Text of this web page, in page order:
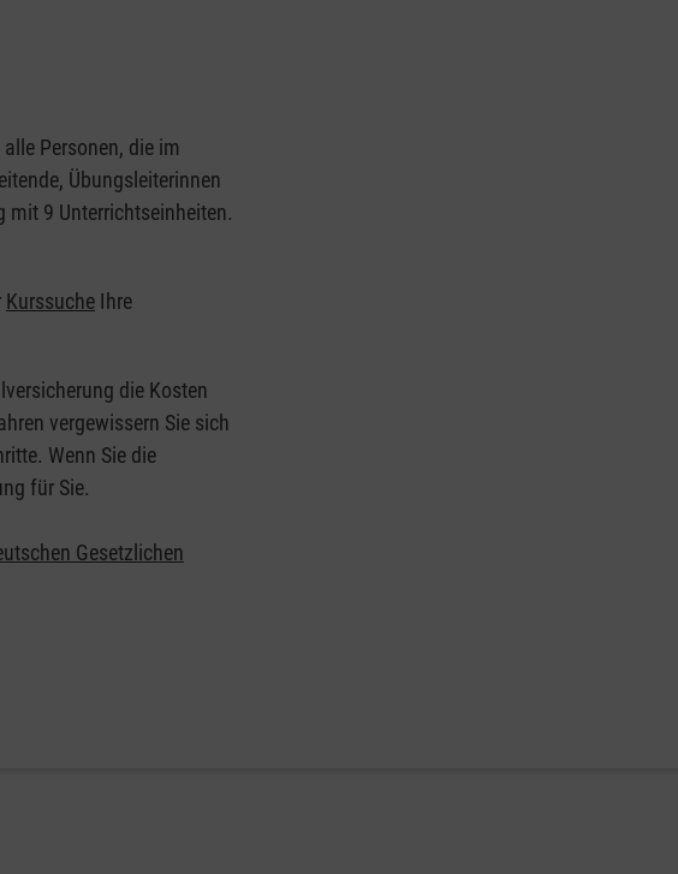
Personen, die im
Übungsleiterinnen
mit 9 Unterrichtseinheiten.
Kurssuche Ihre
die Kosten
vergewissern Sie sich
Wenn Sie die
für Sie.
Gesetzlichen